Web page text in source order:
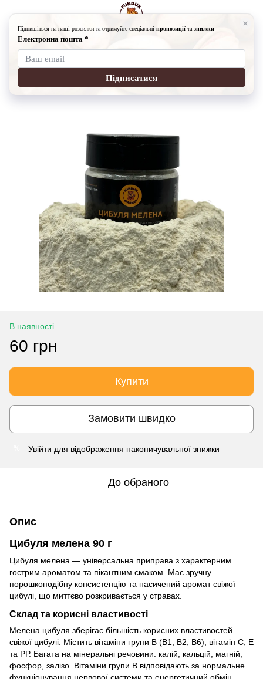
Спеції Спеції Fundukmarket
Цибуля мелена
Написати відгук
В наявності
60 грн
Купити
Замовити швидко
Увійти для відображення накопичувальної знижки
До обраного
Опис
Цибуля мелена 90 г
Цибуля мелена — універсальна приправа з характерним
гострим ароматом та пікантним смаком. Має зручну
порошкоподібну консистенцію та насичений аромат свіжої
цибулі, що миттєво розкривається у стравах.
Склад та корисні властивості
Мелена цибуля зберігає більшість корисних властивостей
свіжої цибулі. Містить вітаміни групи В (В1, В2, В6), вітамін С, Е
та РР. Багата на мінеральні речовини: калій, кальцій, магній,
фосфор, залізо. Вітаміни групи В відповідають за нормальне
функціонування нервової системи та енергетичний обмін.